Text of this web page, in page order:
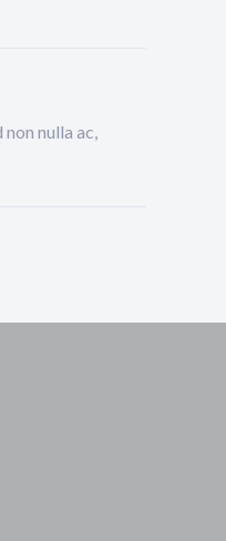
nulla ac,